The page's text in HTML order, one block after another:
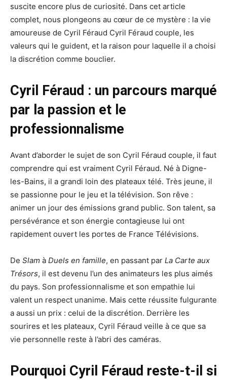
suscite encore plus de curiosité. Dans cet article
complet, nous plongeons au cœur de ce mystère : la vie
amoureuse de Cyril Féraud Cyril Féraud couple, les
valeurs qui le guident, et la raison pour laquelle il a choisi
la discrétion comme bouclier.
Cyril Féraud : un parcours marqué
par la passion et le
professionnalisme
Avant d’aborder le sujet de son Cyril Féraud couple, il faut
comprendre qui est vraiment Cyril Féraud. Né à Digne-
les-Bains, il a grandi loin des plateaux télé. Très jeune, il
se passionne pour le jeu et la télévision. Son rêve :
animer un jour des émissions grand public. Son talent, sa
persévérance et son énergie contagieuse lui ont
rapidement ouvert les portes de France Télévisions.
De Slam à Duels en famille, en passant par La Carte aux
Trésors, il est devenu l’un des animateurs les plus aimés
du pays. Son professionnalisme et son empathie lui
valent un respect unanime. Mais cette réussite fulgurante
a aussi un prix : celui de la discrétion. Derrière les
sourires et les plateaux, Cyril Féraud veille à ce que sa
vie personnelle reste à l’abri des caméras.
Pourquoi Cyril Féraud reste-t-il si